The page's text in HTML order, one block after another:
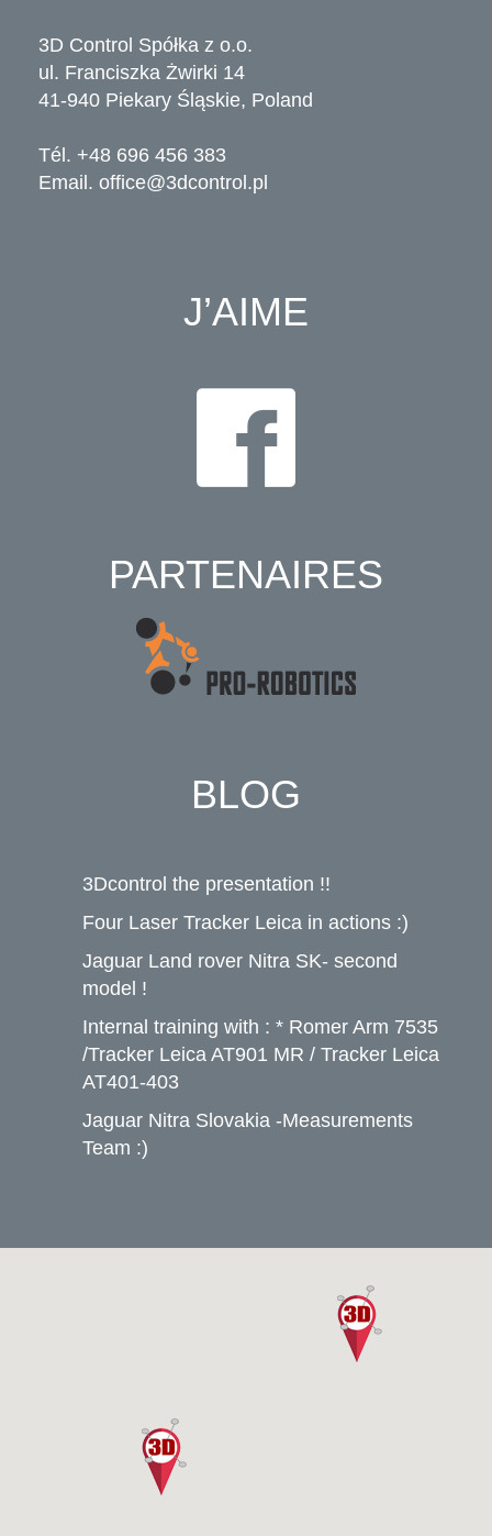
3D Control Spółka z o.o.
ul. Franciszka Żwirki 14
41-940 Piekary Śląskie, Poland
Tél. +48 696 456 383
Email. office@3dcontrol.pl
J’AIME
PARTENAIRES
BLOG
3Dcontrol the presentation !!
Four Laser Tracker Leica in actions :)
Jaguar Land rover Nitra SK- second
model !
Internal training with : * Romer Arm 7535
/Tracker Leica AT901 MR / Tracker Leica
AT401-403
Jaguar Nitra Slovakia -Measurements
Team :)